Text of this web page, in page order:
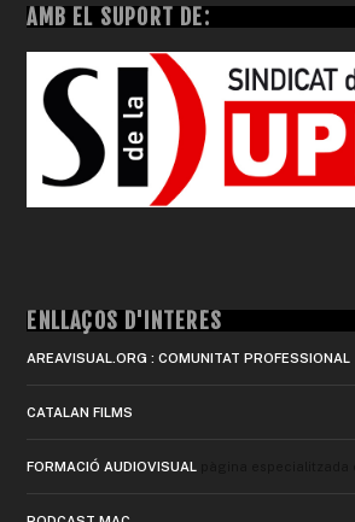
AMB EL SUPORT DE:
ENLLAÇOS D'INTERÈS
AREAVISUAL.ORG : COMUNITAT PROFESSIONAL
CATALAN FILMS
FORMACIÓ AUDIOVISUAL